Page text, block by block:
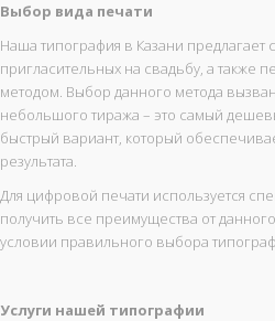
Выбор вида печати
Наша типография в Казани предлагает
пригласительных на свадьбу, а также
методом. Выбор данного метода
небольшого тиража – это самый
быстрый вариант, который
результата.
Для цифровой печати используется
получить все преимущества от
условии правильного выбора
Услуги нашей типографии